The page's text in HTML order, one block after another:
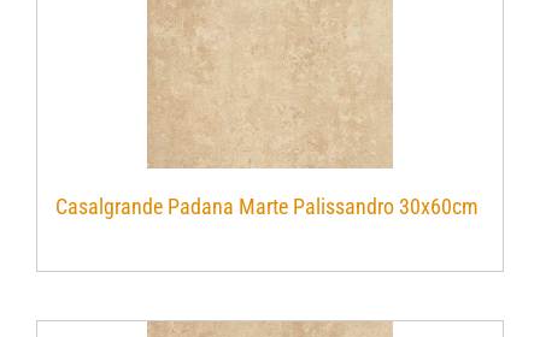
Casalgrande Padana Marte Palissandro 30x60cm